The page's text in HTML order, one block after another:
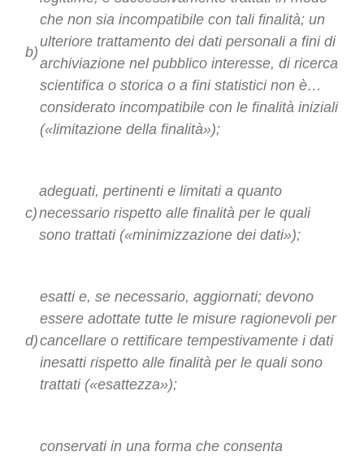
b)
che non sia incompatibile con tali finalità; un
ulteriore trattamento dei dati personali a fini di
archiviazione nel pubblico interesse, di ricerca
scientifica o storica o a fini statistici non è…
considerato incompatibile con le finalità iniziali
(«limitazione della finalità»);
c)
adeguati, pertinenti e limitati a quanto
necessario rispetto alle finalità per le quali
sono trattati («minimizzazione dei dati»);
d)
esatti e, se necessario, aggiornati; devono
essere adottate tutte le misure ragionevoli per
cancellare o rettificare tempestivamente i dati
inesatti rispetto alle finalità per le quali sono
trattati («esattezza»);
conservati in una forma che consenta